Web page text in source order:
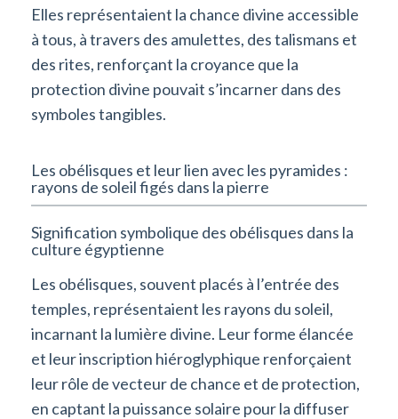
Elles représentaient la chance divine accessible
à tous, à travers des amulettes, des talismans et
des rites, renforçant la croyance que la
protection divine pouvait s’incarner dans des
symboles tangibles.
Les obélisques et leur lien avec les pyramides :
rayons de soleil figés dans la pierre
Signification symbolique des obélisques dans la
culture égyptienne
Les obélisques, souvent placés à l’entrée des
temples, représentaient les rayons du soleil,
incarnant la lumière divine. Leur forme élancée
et leur inscription hiéroglyphique renforçaient
leur rôle de vecteur de chance et de protection,
en captant la puissance solaire pour la diffuser